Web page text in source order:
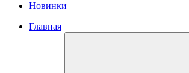
Новинки
Главная